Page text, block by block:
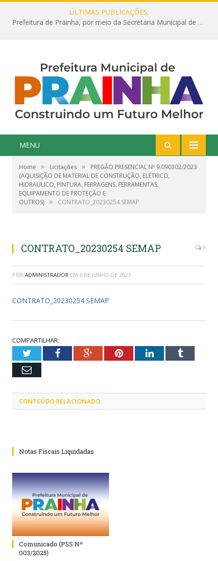
ÚLTIMAS PUBLICAÇÕES:
Prefeitura de Prainha, por meio da Secretaria Municipal de Educação, abre 354 vagas na área da Educação para 2025 com processo seletivo simplificado
MENU
Home » Licitações »
PREGÃO PRESENCIAL Nº 9.090302/2023
(AQUISIÇÃO DE MATERIAL DE CONSTRUÇÃO, ELÉTRICO,
HIDRAULICO, PINTURA, FERRAGENS, FERRAMENTAS,
EQUIPAMENTO DE PROTEÇÃO E
OUTROS) » CONTRATO_20230254 SEMAP
CONTRATO_20230254 SEMAP 0
POR ADMINISTRADOR EM 6 DE JUNHO DE 2023
CONTRATO_20230254 SEMAP
COMPARTILHAR:
TwitterFacebookGoogle+PinterestLinkedInTumblr
Email
CONTEÚDO RELACIONADO
Notas Fiscais Liquidadas
Comunicado (PSS Nº
003/2025)